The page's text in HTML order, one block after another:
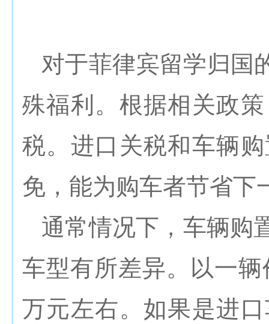
对于菲律宾留学归国
殊福利。根据相关政
税。进口关税和车辆
免，能为购车者节省下
通常情况下，车辆购
车型有所差异。以一
万元左右。如果是进